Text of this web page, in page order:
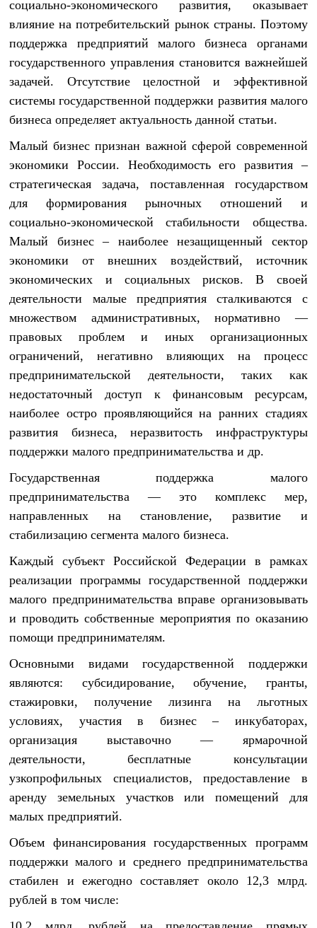
социально-экономического развития, оказывает
влияние на потребительский рынок страны. Поэтому
поддержка предприятий малого бизнеса органами
государственного управления становится важнейшей
задачей. Отсутствие целостной и эффективной
системы государственной поддержки развития малого
бизнеса определяет актуальность данной статьи.
Малый бизнес признан важной сферой современной
экономики России. Необходимость его развития –
стратегическая задача, поставленная государством
для формирования рыночных отношений и
социально-экономической стабильности общества.
Малый бизнес – наиболее незащищенный сектор
экономики от внешних воздействий, источник
экономических и социальных рисков. В своей
деятельности малые предприятия сталкиваются с
множеством административных, нормативно —
правовых проблем и иных организационных
ограничений, негативно влияющих на процесс
предпринимательской деятельности, таких как
недостаточный доступ к финансовым ресурсам,
наиболее остро проявляющийся на ранних стадиях
развития бизнеса, неразвитость инфраструктуры
поддержки малого предпринимательства и др.
Государственная поддержка малого
предпринимательства — это комплекс мер,
направленных на становление, развитие и
стабилизацию сегмента малого бизнеса.
Каждый субъект Российской Федерации в рамках
реализации программы государственной поддержки
малого предпринимательствавправе организовывать
и проводить собственные мероприятия по оказанию
помощи предпринимателям.
Основными видами государственной поддержки
являются: субсидирование, обучение, гранты,
стажировки, получение лизинга на льготных
условиях, участия в бизнес – инкубаторах,
организация выставочно — ярмарочной
деятельности, бесплатные консультации
узкопрофильных специалистов, предоставление в
аренду земельных участков или помещений для
малых предприятий.
Объем финансирования государственных программ
поддержки малого и среднего предпринимательства
стабилен и ежегодно составляет около 12,3 млрд.
рублей в том числе: